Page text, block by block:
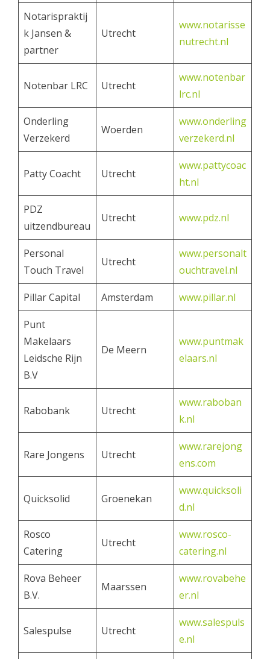
Notarispraktij
k Jansen &
partner
Utrecht
www.notarisse
nutrecht.nl
Notenbar LRC Utrecht
www.notenbar
lrc.nl
Onderling
Verzekerd
Woerden
www.onderling
verzekerd.nl
Patty Coacht Utrecht
www.pattycoac
ht.nl
PDZ
uitzendbureau
Utrecht www.pdz.nl
Personal
Touch Travel
Utrecht
www.personalt
ouchtravel.nl
Pillar Capital Amsterdam www.pillar.nl
Punt
Makelaars
Leidsche Rijn
B.V
De Meern
www.puntmak
elaars.nl
Rabobank Utrecht
www.raboban
k.nl
Rare Jongens Utrecht
www.rarejong
ens.com
Quicksolid Groenekan
www.quicksoli
d.nl
Rosco
Catering
Utrecht
www.rosco-
catering.nl
Rova Beheer
B.V.
Maarssen
www.rovabehe
er.nl
Salespulse Utrecht
www.salespuls
e.nl